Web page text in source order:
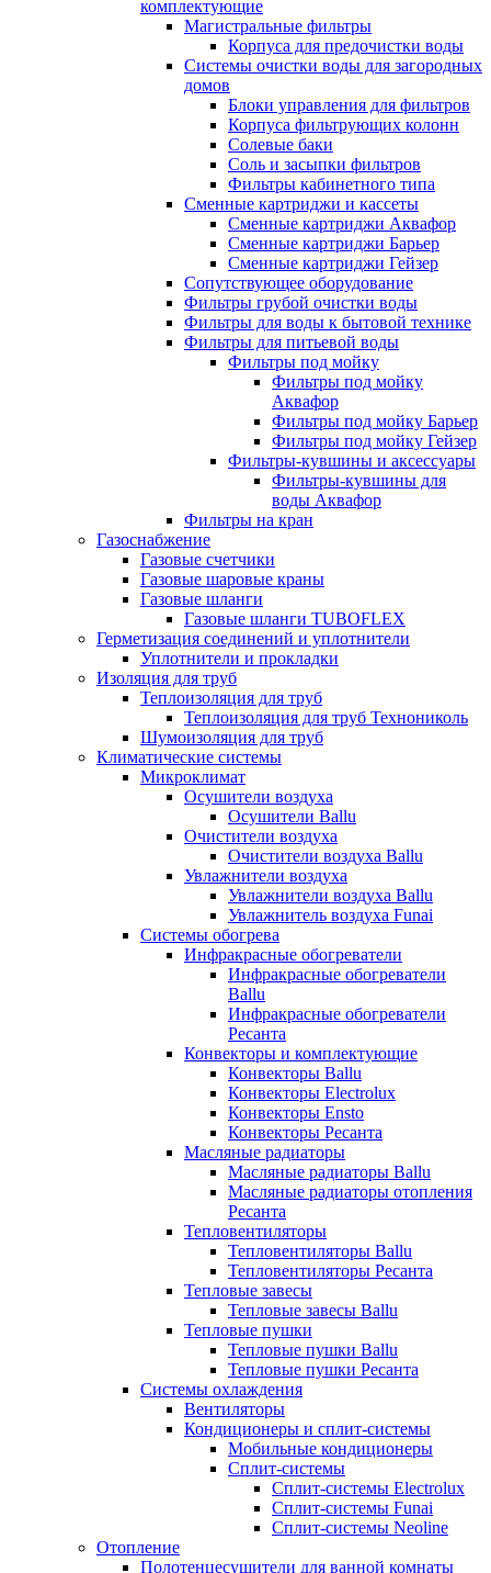
комплектующие
Магистральные фильтры
Корпуса для предочистки воды
Системы очистки воды для загородных
домов
Блоки управления для фильтров
Корпуса фильтрующих колонн
Солевые баки
Соль и засыпки фильтров
Фильтры кабинетного типа
Сменные картриджи и кассеты
Сменные картриджи Аквафор
Сменные картриджи Барьер
Сменные картриджи Гейзер
Сопутствующее оборудование
Фильтры грубой очистки воды
Фильтры для воды к бытовой технике
Фильтры для питьевой воды
Фильтры под мойку
Фильтры под мойку
Аквафор
Фильтры под мойку Барьер
Фильтры под мойку Гейзер
Фильтры-кувшины и аксессуары
Фильтры-кувшины для
воды Аквафор
Фильтры на кран
Газоснабжение
Газовые счетчики
Газовые шаровые краны
Газовые шланги
Газовые шланги TUBOFLEX
Герметизация соединений и уплотнители
Уплотнители и прокладки
Изоляция для труб
Теплоизоляция для труб
Теплоизоляция для труб Технониколь
Шумоизоляция для труб
Климатические системы
Микроклимат
Осушители воздуха
Осушители Ballu
Очистители воздуха
Очистители воздуха Ballu
Увлажнители воздуха
Увлажнители воздуха Ballu
Увлажнитель воздуха Funai
Системы обогрева
Инфракрасные обогреватели
Инфракрасные обогреватели
Ballu
Инфракрасные обогреватели
Ресанта
Конвекторы и комплектующие
Конвекторы Ballu
Конвекторы Electrolux
Конвекторы Ensto
Конвекторы Ресанта
Масляные радиаторы
Масляные радиаторы Ballu
Масляные радиаторы отопления
Ресанта
Тепловентиляторы
Тепловентиляторы Ballu
Тепловентиляторы Ресанта
Тепловые завесы
Тепловые завесы Ballu
Тепловые пушки
Тепловые пушки Ballu
Тепловые пушки Ресанта
Системы охлаждения
Вентиляторы
Кондиционеры и сплит-системы
Мобильные кондиционеры
Сплит-системы
Сплит-системы Electrolux
Сплит-системы Funai
Сплит-системы Neoline
Отопление
Полотенцесушители для ванной комнаты